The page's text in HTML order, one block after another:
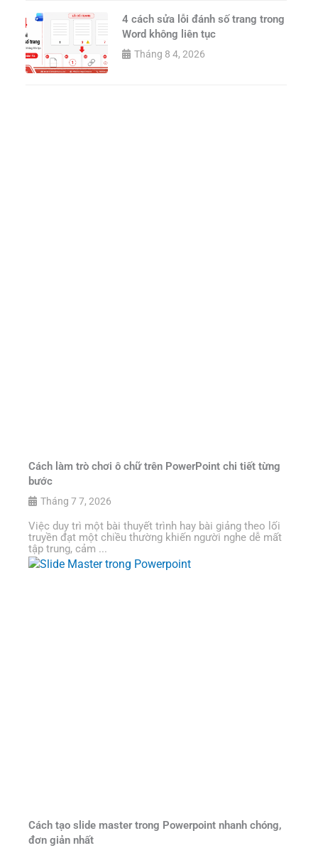
4 cách sửa lỗi đánh số trang trong
Word không liên tục
Tháng 8 4, 2026
Cách làm trò chơi ô chữ trên PowerPoint chi tiết từng
bước
Tháng 7 7, 2026
Việc duy trì một bài thuyết trình hay bài giảng theo lối
truyền đạt một chiều thường khiến người nghe dễ mất
tập trung, cảm ...
Cách tạo slide master trong Powerpoint nhanh chóng,
đơn giản nhất